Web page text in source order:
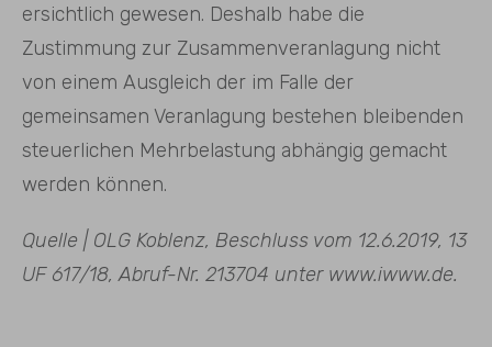
ersichtlich gewesen. Deshalb habe die
Zustimmung zur Zusammenveranlagung nicht
von einem Ausgleich der im Falle der
gemeinsamen Veranlagung bestehen bleibenden
steuerlichen Mehrbelastung abhängig gemacht
werden können.
Quelle | OLG Koblenz, Beschluss vom 12.6.2019, 13
UF 617/18, Abruf-Nr. 213704 unter www.iwww.de.